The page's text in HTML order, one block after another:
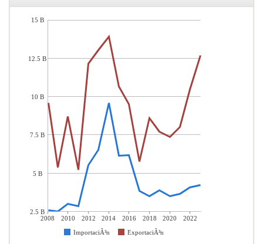
2008 2010 2012 2014 2016 2018 2020 2022
ImportaciÃ³n ExportaciÃ³n
15 B
12.5 B
10 B
7.5 B
5 B
2.5 B